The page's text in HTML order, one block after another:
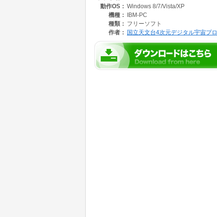
このソフトウェアは国立天文台三鷹キャンパ
ウエアとして、現在も開発が続けられています
動作OS： Windows 8/7/Vista/XP
機種：
IBM-PC
種類： フリーソフト
作者： 国立天文台4次元デジタル宇宙プ